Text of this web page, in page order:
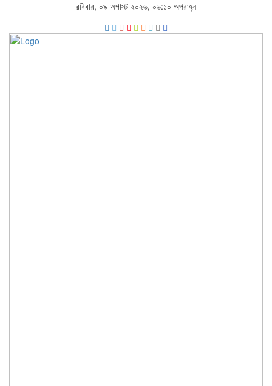
রবিবার, ০৯ অগাস্ট ২০২৬, ০৬:১০ অপরাহ্ন